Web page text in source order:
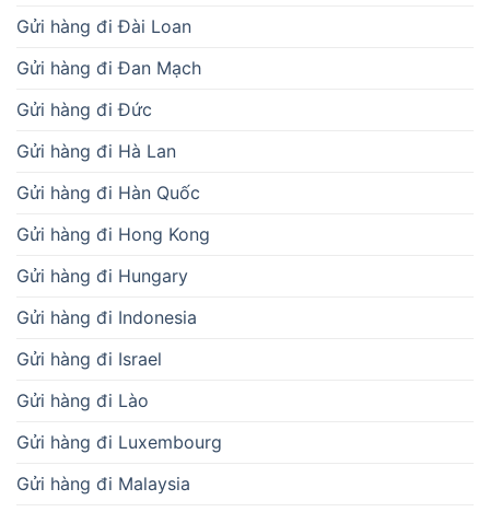
Gửi hàng đi Đài Loan
Gửi hàng đi Đan Mạch
Gửi hàng đi Đức
Gửi hàng đi Hà Lan
Gửi hàng đi Hàn Quốc
Gửi hàng đi Hong Kong
Gửi hàng đi Hungary
Gửi hàng đi Indonesia
Gửi hàng đi Israel
Gửi hàng đi Lào
Gửi hàng đi Luxembourg
Gửi hàng đi Malaysia